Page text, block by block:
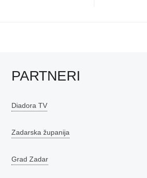
PARTNERI
Diadora TV
Zadarska županija
Grad Zadar